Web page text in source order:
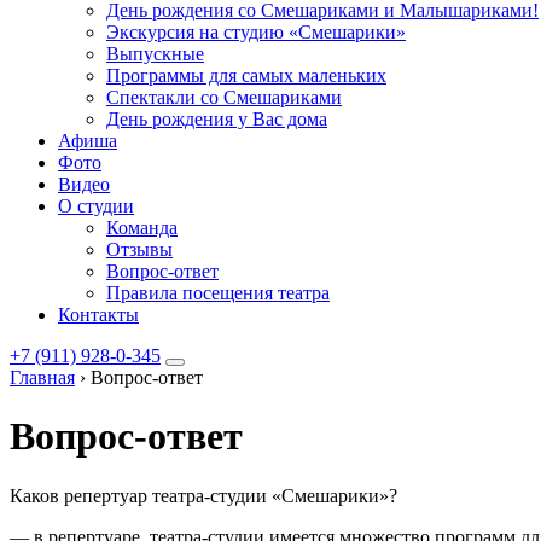
День рождения со Смешариками и Малышариками!
Экскурсия на студию «Смешарики»
Выпускные
Программы для самых маленьких
Спектакли со Смешариками
День рождения у Вас дома
Афиша
Фото
Видео
О студии
Команда
Отзывы
Вопрос-ответ
Правила посещения театра
Контакты
+7 (911) 928-0-345
Главная › Вопрос-ответ
Вопрос-ответ
Каков репертуар театра-студии «Смешарики»?
— в репертуаре театра-студии имеется множество программ